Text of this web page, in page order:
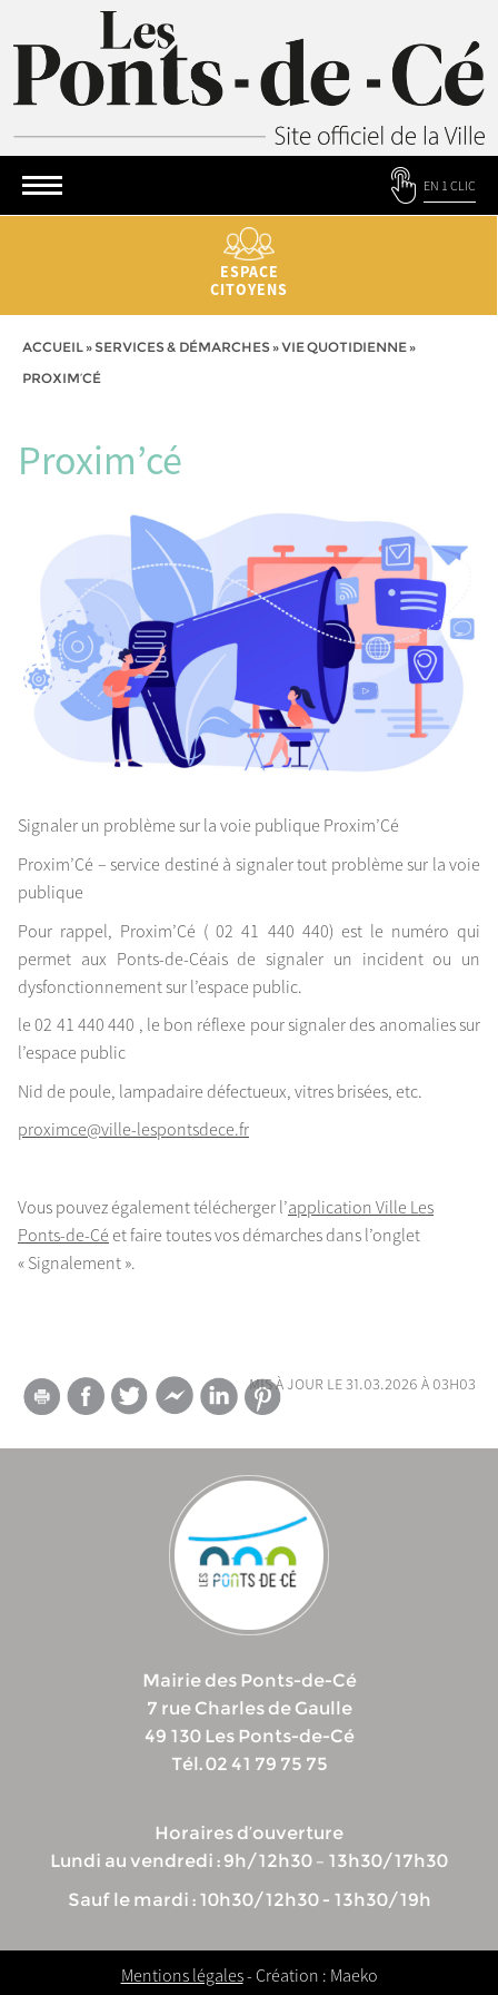
EN 1 CLIC
ESPACE
CITOYENS
ACCUEIL» SERVICES & DÉMARCHES»VIE QUOTIDIENNE»
PROXIM’CÉ
Proxim’cé
Signaler un problème sur la voie publique Proxim’Cé
Proxim’Cé – service destiné à signaler tout problème sur la voie
publique
Pour rappel, Proxim’Cé ( 02 41 440 440) est le numéro qui
permet aux Ponts-de-Céais de signaler un incident ou un
dysfonctionnement sur l’espace public.
le 02 41 440 440 , le bon réflexe pour signaler des anomalies sur
l’espace public
Nid de poule, lampadaire défectueux, vitres brisées, etc.
proximce@ville-lespontsdece.fr
Vous pouvez également télécherger l’application Ville Les
Ponts-de-Cé et faire toutes vos démarches dans l’onglet
« Signalement ».
mis à jour le 31.03.2026 à 03h03
Mairie des Ponts-de-Cé
7 rue Charles de Gaulle
49 130 Les Ponts-de-Cé
Tél. 02 41 79 75 75
Horaires d’ouverture
Lundi au vendredi : 9h/12h30 – 13h30/17h30
Sauf le mardi : 10h30/12h30 - 13h30/19h
Mentions légales- Création : Maeko